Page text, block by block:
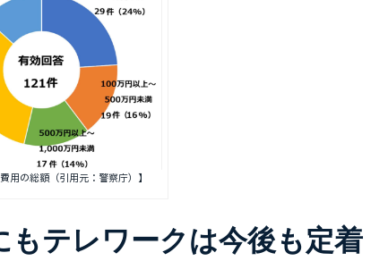
用の総額（引用元：警察庁）】
もテレワークは今後も定着